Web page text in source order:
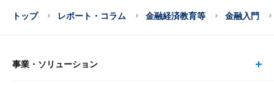
トップ レポート・コラム 金融経済教育等 金融入門
事業・ソリューション